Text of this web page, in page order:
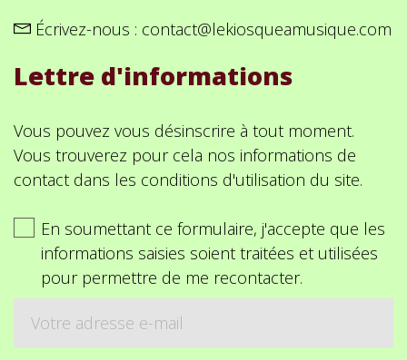
Écrivez-nous : contact@lekiosqueamusique.com
Lettre d'informations
Vous pouvez vous désinscrire à tout moment.
Vous trouverez pour cela nos informations de
contact dans les conditions d'utilisation du site.
En soumettant ce formulaire, j'accepte que les
informations saisies soient traitées et utilisées
pour permettre de me recontacter.